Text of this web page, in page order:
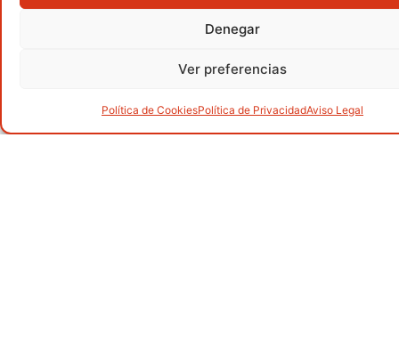
Denegar
Ver preferencias
Política de CookiesPolítica de PrivacidadAviso Legal
Barranquismo
.